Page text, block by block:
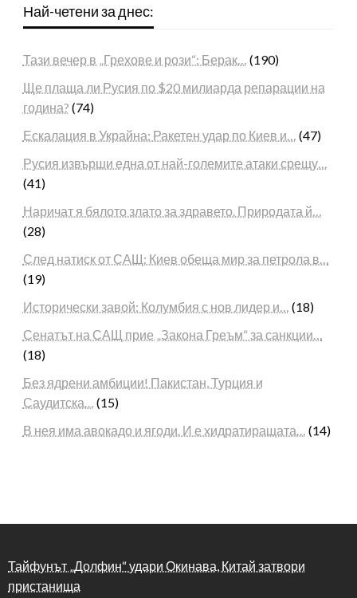
Най-четени за днес:
Тази вечер в „Грехове и рози“: Берак…
(190)
Ще плаща ли Русия по $20 милиарда репарации на
година? (74)
Ескалация в Украйна: Ракетен удар по Киев и…
(47)
Русия извърши една от най-големите атаки срещу…
(41)
Наричат я бялото злато за здравето. Природата й…
(28)
След натиск от САЩ: Киев обеща мир за петрола в…
(19)
Исторически завой: Колумбия с нов лидер и…
(18)
Сенатът на САЩ прие „Закона Греъм“ за санкции…
(18)
Без ядрени амбиции! Пакистан, Турция и
Саудитска…
(15)
В нея има авокадо и ягоди. И е хидратиращата…
(14)
Тайфунът „Долфин“ удари Окинава, Китай затвори
пристанища